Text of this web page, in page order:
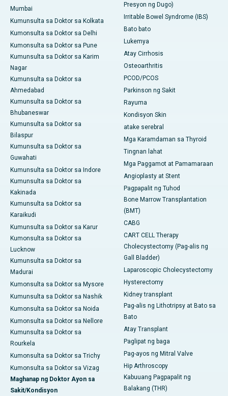
Mumbai
Kumunsulta sa Doktor sa Kolkata
Kumonsulta sa Doktor sa Delhi
Kumonsulta sa Doktor sa Pune
Kumunsulta sa Doktor sa Karim
Nagar
Kumunsulta sa Doktor sa
Ahmedabad
Kumunsulta sa Doktor sa
Bhubaneswar
Kumunsulta sa Doktor sa
Bilaspur
Kumunsulta sa Doktor sa
Guwahati
Kumunsulta sa Doktor sa Indore
Kumunsulta sa Doktor sa
Kakinada
Kumunsulta sa Doktor sa
Karaikudi
Kumunsulta sa Doktor sa Karur
Kumonsulta sa Doktor sa
Lucknow
Kumunsulta sa Doktor sa
Madurai
Kumonsulta sa Doktor sa Mysore
Kumunsulta sa Doktor sa Nashik
Kumonsulta sa Doktor sa Noida
Kumonsulta sa Doktor sa Nellore
Kumunsulta sa Doktor sa
Rourkela
Kumonsulta sa Doktor sa Trichy
Kumonsulta sa Doktor sa Vizag
Maghanap ng Doktor Ayon sa
Sakit/Kondisyon
Presyon ng Dugo)
Irritable Bowel Syndrome (IBS)
Bato bato
Lukemya
Atay Cirrhosis
Osteoarthritis
PCOD/PCOS
Parkinson ng Sakit
Rayuma
Kondisyon Skin
atake serebral
Mga Karamdaman sa Thyroid
Tingnan lahat
Mga Paggamot at Pamamaraan
Angioplasty at Stent
Pagpapalit ng Tuhod
Bone Marrow Transplantation
(BMT)
CABG
CART CELL Therapy
Cholecystectomy (Pag-alis ng
Gall Bladder)
Laparoscopic Cholecystectomy
Hysterectomy
Kidney transplant
Pag-alis ng Lithotripsy at Bato sa
Bato
Atay Transplant
Paglipat ng baga
Pag-ayos ng Mitral Valve
Hip Arthroscopy
Kabuuang Pagpapalit ng
Balakang (THR)